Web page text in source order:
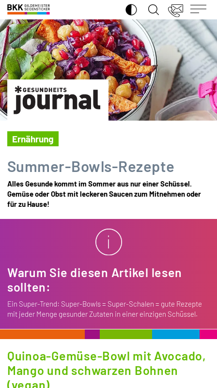
BKK
Gildemeister
Seidensticker
SUCHE ÖFFNEN
Ernährung
Summer-Bowls-Rezepte
Alles Gesunde kommt im Sommer aus nur einer Schüssel.
Gemüse oder Obst mit leckeren Saucen zum Mitnehmen oder
für zu Hause!
Warum Sie diesen Artikel lesen
sollten:
Ein Super-Trend: Super-Bowls = Super-Schalen = gute Rezepte
mit jeder Menge gesunder Zutaten in einer einzigen Schüssel.
Quinoa-Gemüse-Bowl mit Avocado,
Mango und schwarzen Bohnen
(vegan)